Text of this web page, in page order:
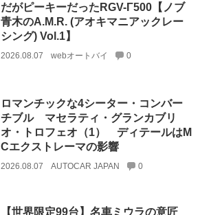
だがピーキーだったRGV-Γ500【ノブ
青木のA.M.R. (アオキマニアックレー
シング) Vol.1】
2026.08.07 webオートバイ 0
ロマンチックな4シーター・コンバー
チブル マセラティ・グランカブリ
オ・トロフェオ（1） ディテールはM
Cエクストレーマの影響
2026.08.07 AUTOCAR JAPAN 0
【世界限定99台】名車ミウラの意匠